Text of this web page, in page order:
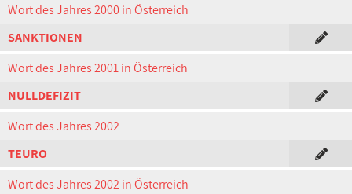
Wort des Jahres 2000 in Österreich
SANKTIONEN
Wort des Jahres 2001 in Österreich
NULLDEFIZIT
Wort des Jahres 2002
TEURO
Wort des Jahres 2002 in Österreich